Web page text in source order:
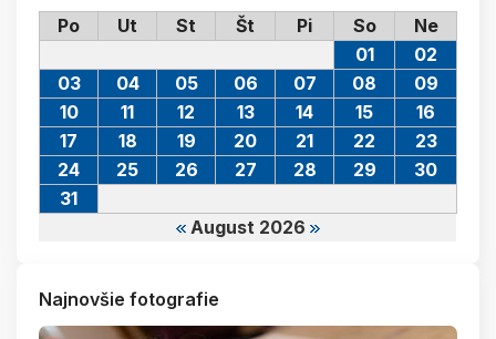
Po Ut St Št Pi So Ne
August 2026
01
02
03
04 05 06 07 08
09
10
11 12 13 14 15
16
17
18 19 20 21 22
23
24
25 26 27 28 29
30
31
Najnovšie fotografie